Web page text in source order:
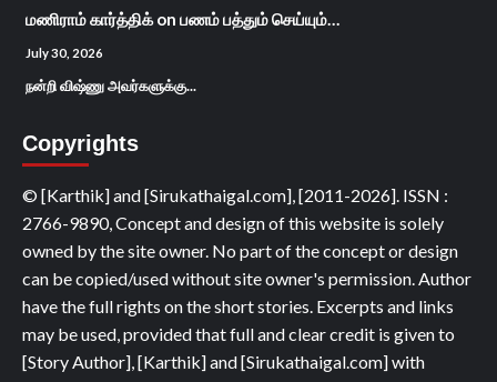
மணிராம் கார்த்திக்on பணம் பத்தும் செய்யும்…
July 30, 2026
நன்றி விஷ்ணு அவர்களுக்கு...
Copyrights
© [Karthik] and [Sirukathaigal.com], [2011-2026]. ISSN :
2766-9890, Concept and design of this website is solely
owned by the site owner. No part of the concept or design
can be copied/used without site owner's permission. Author
have the full rights on the short stories. Excerpts and links
may be used, provided that full and clear credit is given to
[Story Author], [Karthik] and [Sirukathaigal.com] with